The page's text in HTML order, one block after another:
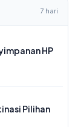
7 hari
HP
Pilihan